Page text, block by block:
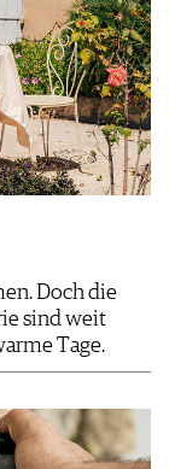
Doch die
sind weit
Tage.